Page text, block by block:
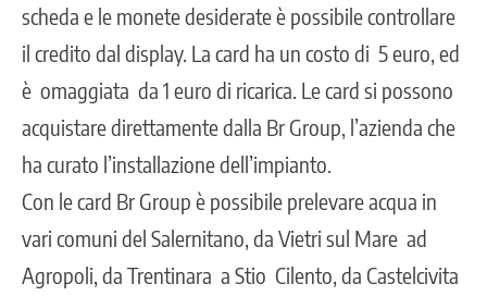
scheda e le monete desiderate è possibile controllare
il credito dal display. La card ha un costo di 5 euro, ed
è omaggiata da 1 euro di ricarica. Le card si possono
acquistare direttamente dalla Br Group, l’azienda che
ha curato l’installazione dell’impianto.
Con le card Br Group è possibile prelevare acqua in
vari comuni del Salernitano, da Vietri sul Mare ad
Agropoli, da Trentinara a Stio Cilento, da Castelcivita